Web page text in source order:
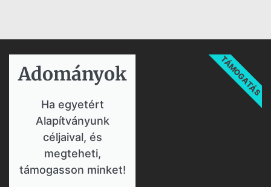
Adományok​
Ha egyetért
Alapítványunk
céljaival, és
megteheti,
támogasson minket!
TÁMOGATÁS